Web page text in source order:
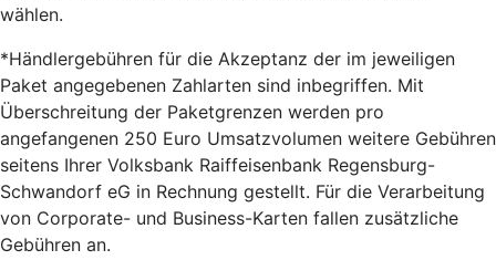
wählen.
*Händlergebühren für die Akzeptanz der im jeweiligen
Paket angegebenen Zahlarten sind inbegriffen. Mit
Überschreitung der Paketgrenzen werden pro
angefangenen 250 Euro Umsatzvolumen weitere Gebühren
seitens Ihrer Volksbank Raiffeisenbank Regensburg-
Schwandorf eG in Rechnung gestellt. Für die Verarbeitung
von Corporate- und Business-Karten fallen zusätzliche
Gebühren an.